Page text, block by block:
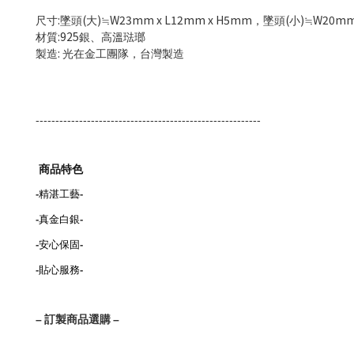
尺寸:墜頭(大)≒W23mm x L12mm x H5mm ，墜頭(小)≒
材質:925銀、高溫琺瑯
製造: 光在金工團隊，台灣製造
---------------------------------------------------------
商品特色
-精湛工藝-
-真金白銀-
-安心保固-
-貼心服務-
–訂製商品選購–